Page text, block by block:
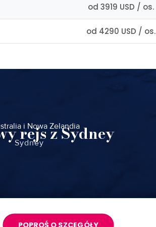
od 3919 USD / os.
od 4290 USD / os.
i Nowa Zelandia
rejs z Sydney
Sydney